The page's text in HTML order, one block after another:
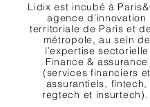
Lidix est incubé à
agence d’innovation
territoriale de Paris et
métropole, au sein de
l’expertise sectorielle
Finance & assurance
(services financiers
assurantiels, fintech,
regtech et